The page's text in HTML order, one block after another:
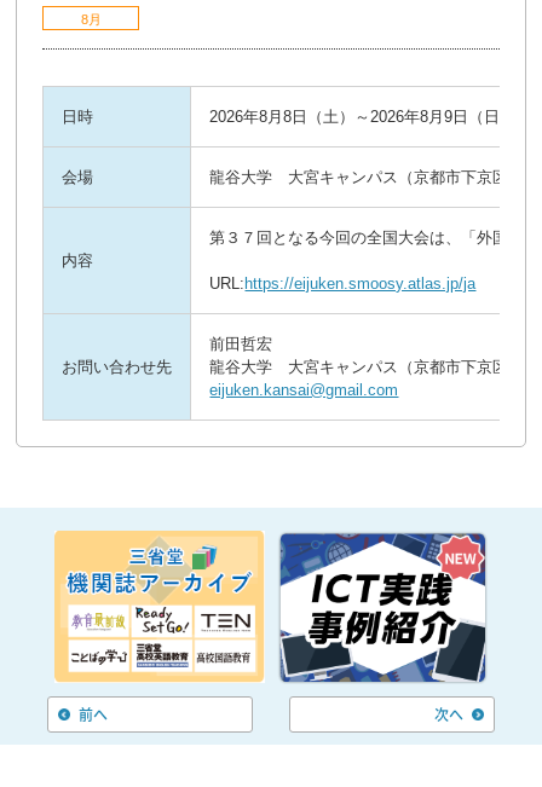
8月
日時 2026年8月8日（土）～2026年8月9日（日）12
会場 龍谷大学 大宮キャンパス（京都市下京区七
内容
第３７回となる今回の全国大会は、「外国語
URL: https://eijuken.smoosy.atlas.jp/ja
お問い合わせ先
前田哲宏
龍谷大学 大宮キャンパス（京都市下京区七
eijuken.kansai@gmail.com
前へ 次へ